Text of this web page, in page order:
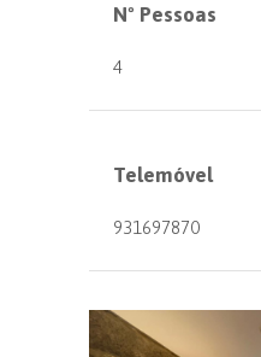
Nº Pessoas
4
Telemóvel
931697870